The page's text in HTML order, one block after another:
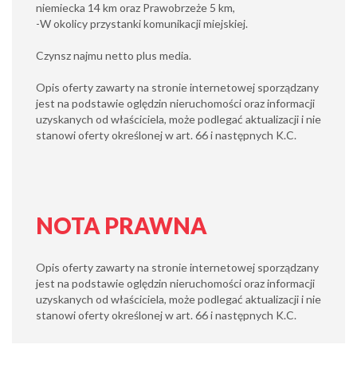
niemiecka 14 km oraz Prawobrzeże 5 km,
-W okolicy przystanki komunikacji miejskiej.
Czynsz najmu netto plus media.
Opis oferty zawarty na stronie internetowej sporządzany
jest na podstawie oględzin nieruchomości oraz informacji
uzyskanych od właściciela, może podlegać aktualizacji i nie
stanowi oferty określonej w art. 66 i następnych K.C.
NOTA PRAWNA
Opis oferty zawarty na stronie internetowej sporządzany
jest na podstawie oględzin nieruchomości oraz informacji
uzyskanych od właściciela, może podlegać aktualizacji i nie
stanowi oferty określonej w art. 66 i następnych K.C.